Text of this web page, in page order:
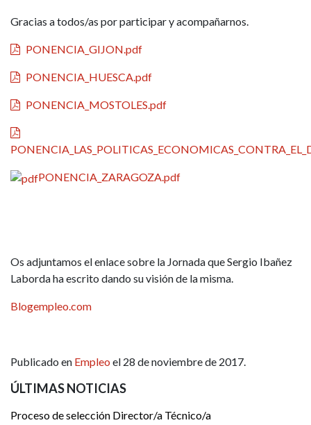
Gracias a todos/as por participar y acompañarnos.
PONENCIA_GIJON.pdf
PONENCIA_HUESCA.pdf
PONENCIA_MOSTOLES.pdf
PONENCIA_ZARAGOZA.pdf
Os adjuntamos el enlace sobre la Jornada que Sergio Ibañez
Laborda ha escrito dando su visión de la misma.
Blogempleo.com
Publicado en Empleo el 28 de noviembre de 2017.
ÚLTIMAS NOTICIAS
Proceso de selección Director/a Técnico/a